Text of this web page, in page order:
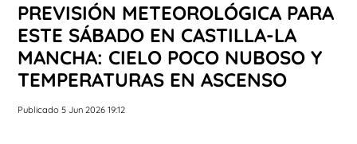
PREVISIÓN METEOROLÓGICA PARA
ESTE SÁBADO EN CASTILLA-LA
MANCHA: CIELO POCO NUBOSO Y
TEMPERATURAS EN ASCENSO
Publicado 5 Jun 2026 19:12